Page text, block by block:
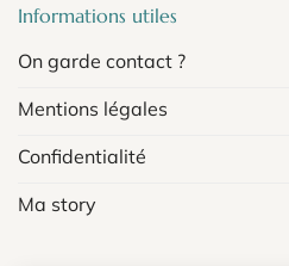
Informations utiles
On garde contact ?
Mentions légales
Confidentialité
Ma story